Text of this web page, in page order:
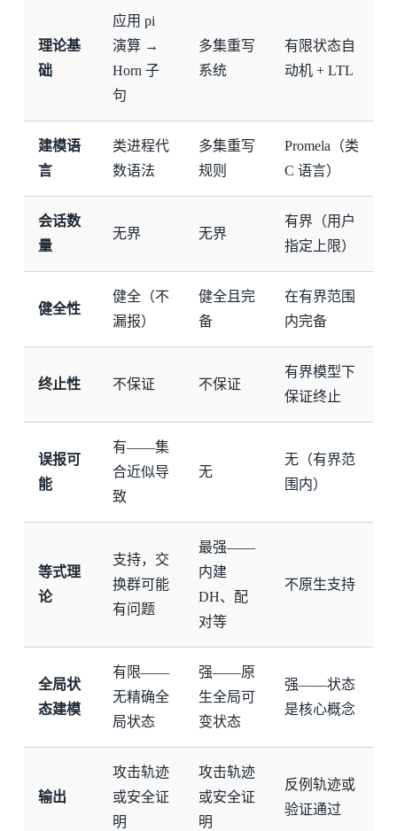
理论基
础
应用 pi
演算 →
Horn 子
句
多集重写
系统
有限状态自
动机 + LTL
建模语
言
类进程代
数语法
多集重写
规则
Promela（类
C 语言）
会话数
量
无界 无界
有界（用户
指定上限）
健全性
健全（不
漏报）
健全且完
备
在有界范围
内完备
终止性 不保证 不保证
有界模型下
保证终止
误报可
能
有——集
合近似导
致
无
无（有界范
围内）
等式理
论
支持，交
换群可能
有问题
最强——
内建
DH、配
对等
不原生支持
全局状
态建模
有限——
无精确全
局状态
强——原
生全局可
变状态
强——状态
是核心概念
输出
攻击轨迹
或安全证
明
攻击轨迹
或安全证
明
反例轨迹或
验证通过